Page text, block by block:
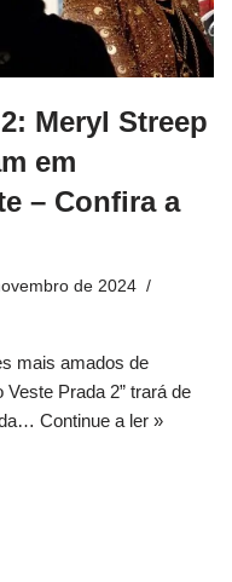
Meryl Streep
em
– Confira a
de 2024
mais amados de
Prada 2” trará de
Continue a ler »